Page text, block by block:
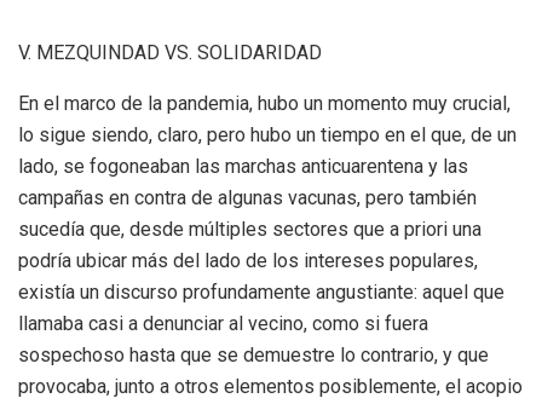
V. MEZQUINDAD VS. SOLIDARIDAD
En el marco de la pandemia, hubo un momento muy crucial,
lo sigue siendo, claro, pero hubo un tiempo en el que, de un
lado, se fogoneaban las marchas anticuarentena y las
campañas en contra de algunas vacunas, pero también
sucedía que, desde múltiples sectores que a priori una
podría ubicar más del lado de los intereses populares,
existía un discurso profundamente angustiante: aquel que
llamaba casi a denunciar al vecino, como si fuera
sospechoso hasta que se demuestre lo contrario, y que
provocaba, junto a otros elementos posiblemente, el acopio